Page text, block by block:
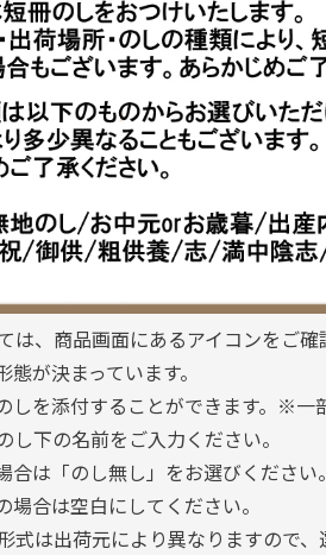
は、商品画面にあるアイコンをご確
が決まっています。
しを添付することができます。※一
し下の名前をご入力ください。
は「のし無し」をお選びください。
合は空白にしてください。
式は出荷元により異なりますので、